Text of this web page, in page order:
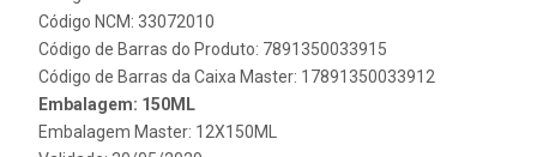
Código NCM: 33072010
Código de Barras do Produto: 7891350033915
Código de Barras da Caixa Master: 17891350033912
Embalagem: 150ML
Embalagem Master: 12X150ML